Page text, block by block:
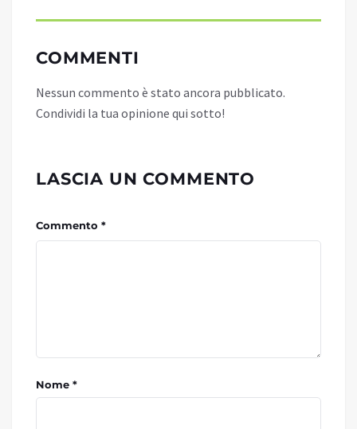
COMMENTI
Nessun commento è stato ancora pubblicato.
Condividi la tua opinione qui sotto!
LASCIA UN COMMENTO
Commento *
Nome *